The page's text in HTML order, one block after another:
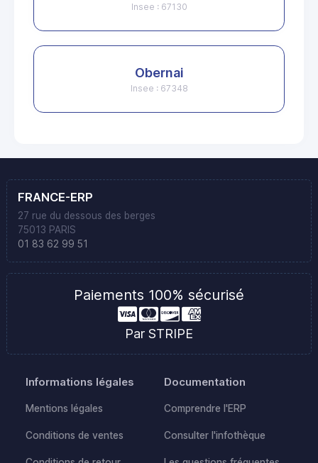
Insee : 67130
Obernai
Insee : 67348
FRANCE-ERP
27 rue du dessous des berges
75013 PARIS
01 83 62 99 51
Paiements 100% sécurisé
Par STRIPE
Informations légales
Mentions légales
Conditions de ventes
Documentation
Comprendre l'ERP
Consulter l'infothèque